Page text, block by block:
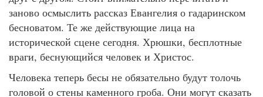
заново осмыслить рассказ Евангелия о гадаринском
бесноватом. Те же действующие лица на
исторической сцене сегодня. Хрюшки, бесплотные
враги, беснующийся человек и Христос.
Человека теперь бесы не обязательно будут толочь
головой о стены каменного гроба. Они могут сказать